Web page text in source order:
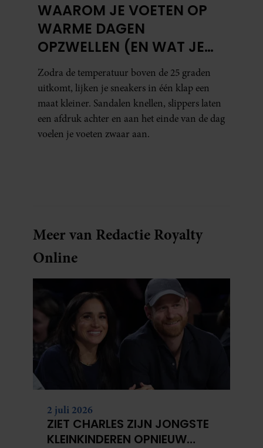
WAAROM JE VOETEN OP
WARME DAGEN
OPZWELLEN (EN WAT JE
ERAAN KUNT DOEN)
Zodra de temperatuur boven de 25 graden
uitkomt, lijken je sneakers in één klap een
maat kleiner. Sandalen knellen, slippers laten
een afdruk achter en aan het einde van de dag
voelen je voeten zwaar aan.
Meer van Redactie Royalty
Online
2 juli 2026
ZIET CHARLES ZIJN JONGSTE
KLEINKINDEREN OPNIEUW